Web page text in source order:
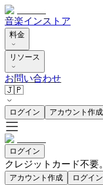
音楽インストア
料金
リソース
お問い合わせ
🇯🇵
ログイン アカウント作成
ログイン
クレジットカード不要
アカウント作成 ログイン